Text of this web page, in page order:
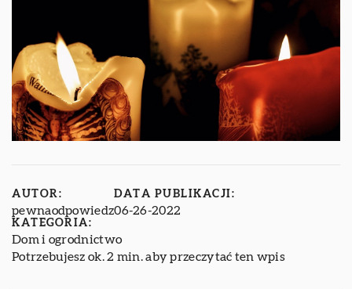
AUTOR:
pewnaodpowiedz
DATA PUBLIKACJI:
06-26-2022
KATEGORIA:
Dom i ogrodnictwo
Potrzebujesz ok. 2 min. aby przeczytać ten wpis